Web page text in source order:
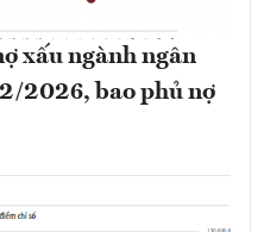
xấu ngành ngân
2026, bao phủ nợ